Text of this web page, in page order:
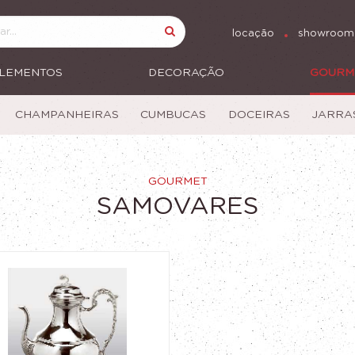
locação showroom
DECORAÇÃO
CHAMPANHEIRAS CUMBUCAS DOCEIRAS
GOURMET
SAMOVARES